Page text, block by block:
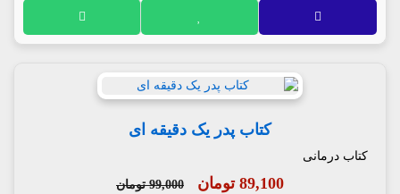
کتاب پدر یک دقیقه ای
کتاب درمانی
89,100 تومان 99,000 تومان